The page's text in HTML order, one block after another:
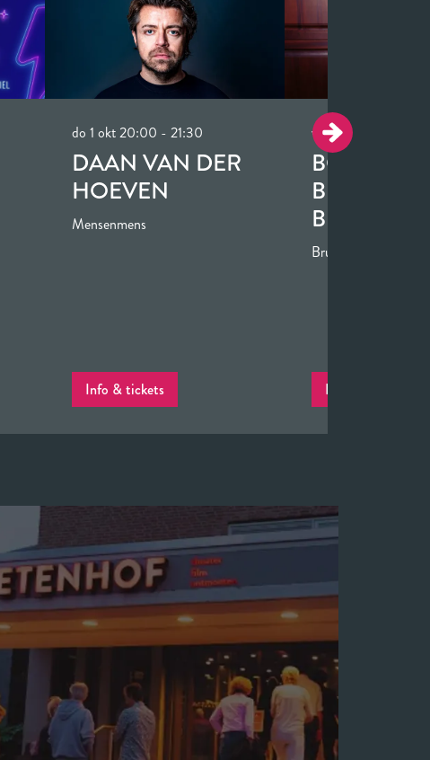
DAAN VAN DER
HOEVEN
Mensenmens
do 1 okt20:00 - 21:30
Info & tickets
BOBAN
BENJAMIN
Bruto
vr 2 okt
Laatste kaarten